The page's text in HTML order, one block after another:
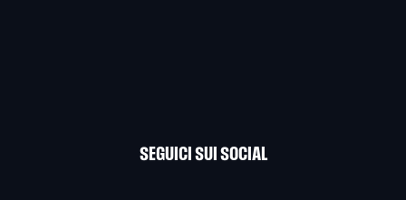
SEGUICI SUI SOCIAL